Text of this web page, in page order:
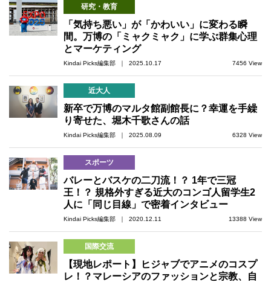
研究・教育
「気持ち悪い」が「かわいい」に変わる瞬
間。万博の「ミャクミャク」に学ぶ群集心理
とマーケティング
Kindai Picks編集部 ｜ 2025.10.17 7456 View
近大人
新卒で万博のマルタ館副館長に？幸運を手繰
り寄せた、堀木千歌さんの話
Kindai Picks編集部 ｜ 2025.08.09 6328 View
スポーツ
バレーとバスケの二刀流！？ 1年で三冠
王！？ 規格外すぎる近大のコンゴ人留学生2
人に「同じ目線」で密着インタビュー
Kindai Picks編集部 ｜ 2020.12.11 13388 View
国際交流
【現地レポート】ヒジャブでアニメのコスプ
レ！？マレーシアのファッションと宗教、自